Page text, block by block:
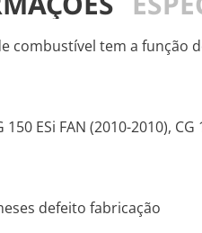
combustível tem a função
ESi FAN (2010-2010),
defeito fabricação